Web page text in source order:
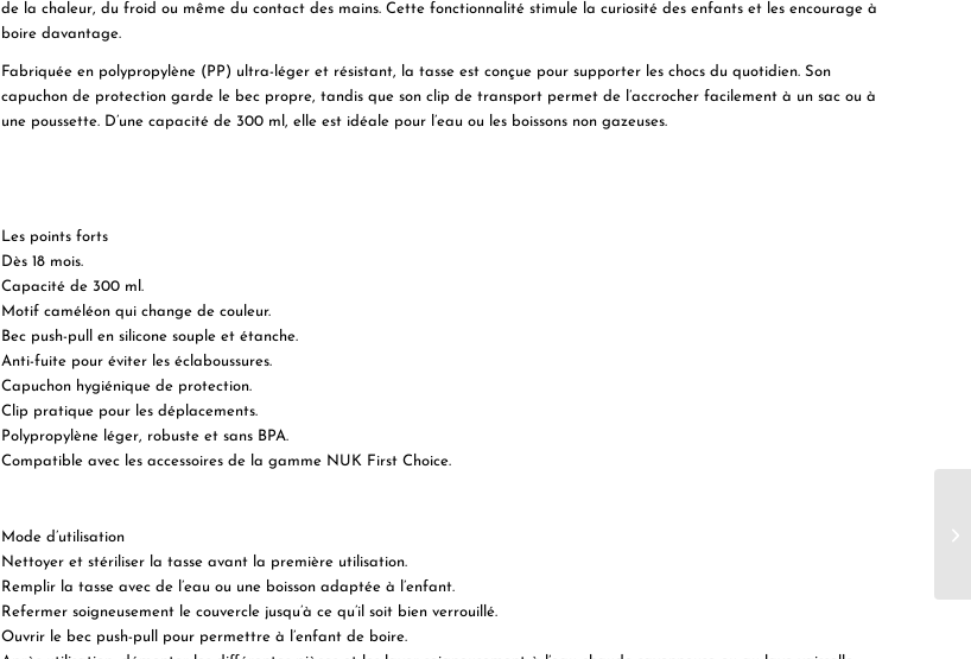
de la chaleur, du froid ou même du contact des mains. Cette fonctionnalité stimule la curiosité des enfants et les encourage à
boire davantage.
Fabriquée en polypropylène (PP) ultra-léger et résistant, la tasse est conçue pour supporter les chocs du quotidien. Son
capuchon de protection garde le bec propre, tandis que son clip de transport permet de l’accrocher facilement à un sac ou à
une poussette. D’une capacité de 300 ml, elle est idéale pour l’eau ou les boissons non gazeuses.
Les points forts
Dès 18 mois.
Capacité de 300 ml.
Motif caméléon qui change de couleur.
Bec push-pull en silicone souple et étanche.
Anti-fuite pour éviter les éclaboussures.
Capuchon hygiénique de protection.
Clip pratique pour les déplacements.
Polypropylène léger, robuste et sans BPA.
Compatible avec les accessoires de la gamme NUK First Choice.
Mode d’utilisation
Nettoyer et stériliser la tasse avant la première utilisation.
Remplir la tasse avec de l’eau ou une boisson adaptée à l’enfant.
Refermer soigneusement le couvercle jusqu’à ce qu’il soit bien verrouillé.
Ouvrir le bec push-pull pour permettre à l’enfant de boire.